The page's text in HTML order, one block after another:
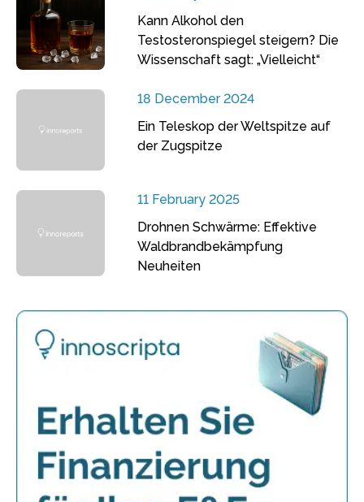
Kann Alkohol den
Testosteronspiegel steigern? Die
Wissenschaft sagt: „Vielleicht“
18 December 2024
Ein Teleskop der Weltspitze auf
der Zugspitze
11 February 2025
Drohnen Schwärme: Effektive
Waldbrandbekämpfung
Neuheiten